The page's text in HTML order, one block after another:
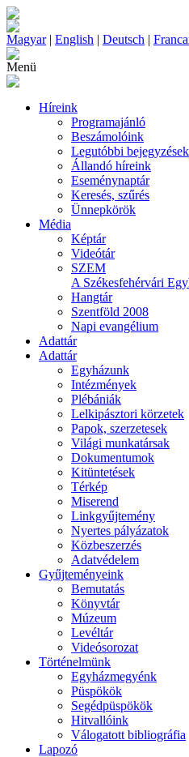
Magyar| English | Deutsch |
Menü
Híreink
Programajánló
Beszámolóink
Legutóbbi bejegyzések
Állandó híreink
Eseménynaptár
Keresés, szűrés
Ünnepkörök
Média
Képtár
Videótár
SZEM
A Székesfehérvári
Hangtár
Szentföld 2008
Napi evangélium
Adattár
Adattár
Egyházunk
Intézmények
Plébániák
Lelkipásztori körzetek
Papok, szerzetesek
Világi munkatársak
Dokumentumok
Kitüntetések
Térkép
Miserend
Linkgyűjtemény
Nyertes pályázatok
Közbeszerzés
Adatvédelem
Gyűjteményeink
Bemutatás
Könyvtár
Múzeum
Levéltár
Videósorozat
Történelmünk
Egyházmegyénk
Püspökök
Segédpüspökök
Hitvallóink
Válogatott bibliográfia
Lapozó